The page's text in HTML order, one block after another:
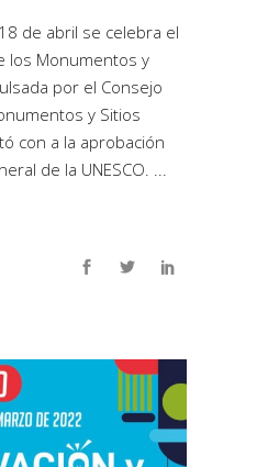
de abril se celebra el
los Monumentos y
por el Consejo
y Sitios
con a la aprobación
de la UNESCO.